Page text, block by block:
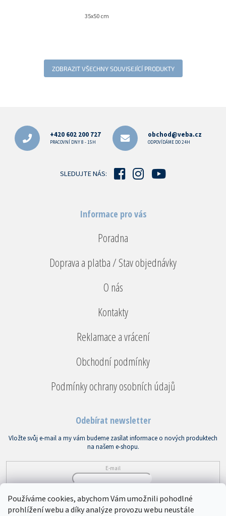
Používáme cookies, abychom Vám umožnili pohodlné
prohlížení webu a díky analýze provozu webu neustále
35x50 cm
ZOBRAZIT VŠECHNY SOUVISEJÍCÍ PRODUKTY
+420 602 200 727
PRACOVNÍ DNY 8 - 15H
obchod@veba.cz
ODPOVÍDÁME DO 24H
SLEDUJTE NÁS:
Informace pro vás
Poradna
Doprava a platba / Stav objednávky
O nás
Kontakty
Reklamace a vrácení
Obchodní podmínky
Podmínky ochrany osobních údajů
Odebírat newsletter
Vložte svůj e-mail a my vám budeme zasílat informace o nových produktech
na našem e-shopu.
E-mail
PŘIHLÁSIT SE